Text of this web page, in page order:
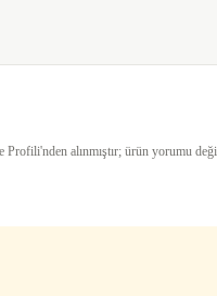
alınmıştır; ürün yorumu